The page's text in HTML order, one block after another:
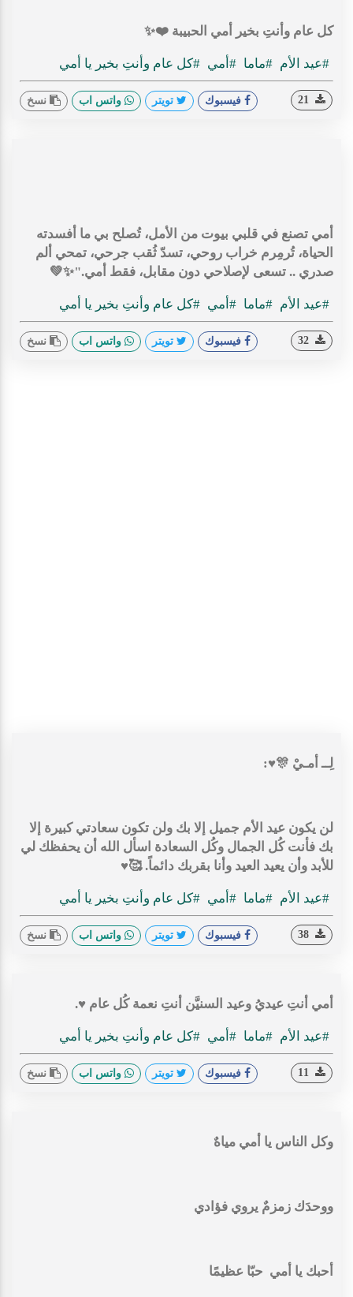
كل عام وأنتِ بخير أمي الحبيبة ❤️✨
#عيد الأم #ماما #أمي #كل عام وأنتِ بخير يا أمي
فيسبوك تويتر واتس اب نسخ
أمي تصنع في قلبي بيوت من الأمل، تُصلح بي ما أفسدته
الحياة، تُرمِرم خراب روحي، تسدّ ثُقب جرحي، تمحي ألم
صدري .. تسعى لإصلاحي دون مقابل، فقط أمي."✨💚
#عيد الأم #ماما #أمي #كل عام وأنتِ بخير يا أمي
فيسبوك تويتر واتس اب نسخ
لِــ أمـيْ 🎊♥️:
لن يكون عيد الأم جميل إلا بك ولن تكون سعادتي كبيرة إلا
بك فأنت كُل الجمال وكُل السعادة اسأل الله أن يحفظك لي
للأبد وأن يعيد العيد وأنا بقربك دائماً. 🥰♥️
#عيد الأم #ماما #أمي #كل عام وأنتِ بخير يا أمي
فيسبوك تويتر واتس اب نسخ
أمي أنتِ عيديُ وعيد السنيَّن أنتِ نعمة كُل عام ♥.
#عيد الأم #ماما #أمي #كل عام وأنتِ بخير يا أمي
فيسبوك تويتر واتس اب نسخ
وكل الناس يا أمي مياهٌ
‏ووحدَك زمزمٌ يروي فؤادي
‏أحبك يا أمي حبّا عظيمًا